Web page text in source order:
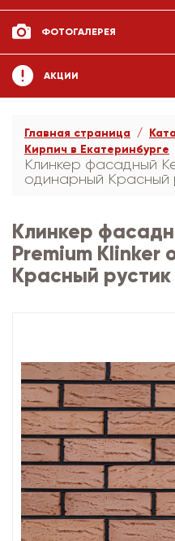
ФОТОГАЛЕРЕЯ
АКЦИИ
Главная страница
Кирпич в Екатеринбурге
Клинкер фасадный
одинарный Красный
Клинкер
Premium Klinker
Красный рустик